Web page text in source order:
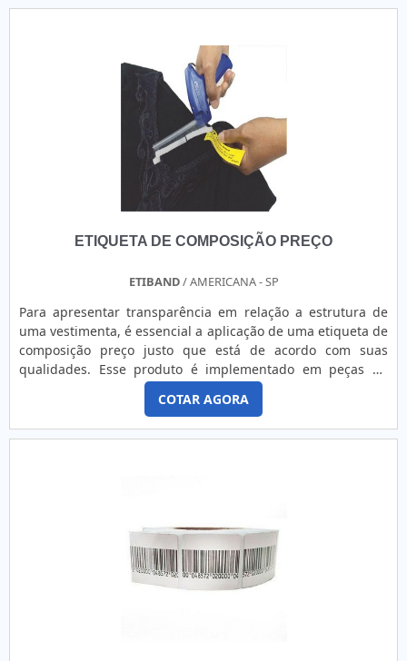
outros filmes plásticos, o que pode afetar a aplicação em
Ambientais Resistência à Umidade: Excelente resistência à
água e umidade, tornando-o ideal para ambientes úmidos.
Resistência a Solventes: Boa resistência a solventes e
produtos químicos, o que é útil para produtos químicos e
industriais. Resistência UV: Boa resistência à exposição ao
sol e luz UV, minimizando o desbotamento e a deterioração.
4. Propriedades de Adesão Tipos de Adesivo: Adesivo
acrílico ou a base de solvente. Adesão a Superfícies: Boa
adesão a superfícies planas e ligeiramente curvas; pode
ETIQUETA DE COMPOSIÇÃO PREÇO
ETIBAND/ AMERICANA - SP
Para apresentar transparência em relação a estrutura de
uma vestimenta, é essencial a aplicação de uma etiqueta de
composição preço justo que está de acordo com suas
qualidades. Esse produto é implementado em peças de
roupa e possui a função de descrever o tipo de tecido
administrado na sua produção, além de explicar as ações
de conservação da vestimenta. Com isso, proporciona
informações fundamentais ao usuário da
nylon resinado, com uma impressão por meio de thermo
transferência. Isso tudo é aplicado segundo os
apontamentos do Instituto Nacional de Metrologia,
COTAR AGORA